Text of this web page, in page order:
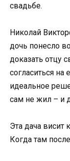
свадьбе.
Николай
дочь понесло
доказать отцу
согласиться на
идеальное
сам не жил – и
Эта дача висит
Когда там